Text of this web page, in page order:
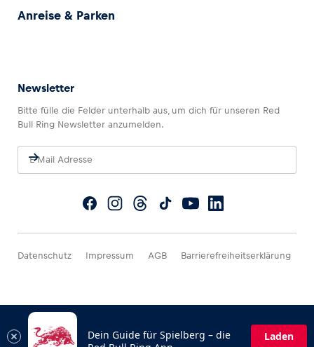
Anreise & Parken
Newsletter
Bitte fülle die Felder unterhalb aus, um dich für unseren Red
Bull Ring Newsletter anzumelden.
Datenschutz Impressum AGB Barrierefreiheitserklärung
Dein Guide für Spielberg – die
Laden